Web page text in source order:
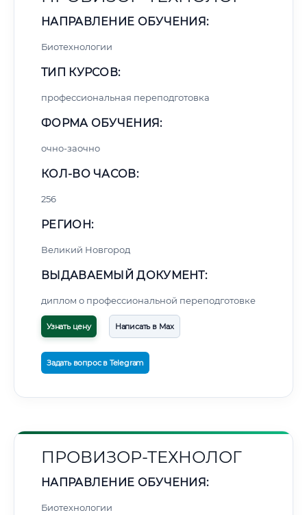
НАПРАВЛЕНИЕ ОБУЧЕНИЯ:
Биотехнологии
ТИП КУРСОВ:
профессиональная переподготовка
ФОРМА ОБУЧЕНИЯ:
очно-заочно
КОЛ-ВО ЧАСОВ:
256
РЕГИОН:
Великий Новгород
ВЫДАВАЕМЫЙ ДОКУМЕНТ:
диплом о профессиональной переподготовке
Узнать цену Написать в Max
Задать вопрос в Telegram
ПРОВИЗОР-ТЕХНОЛОГ
НАПРАВЛЕНИЕ ОБУЧЕНИЯ:
Биотехнологии